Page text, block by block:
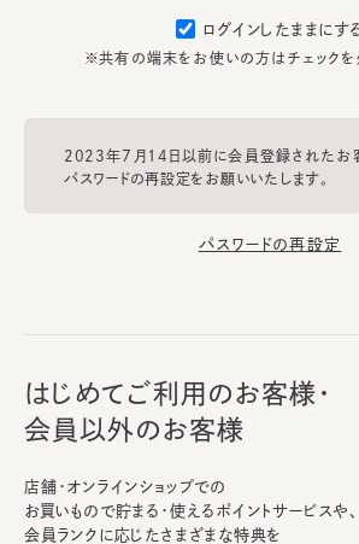
ログインしたままにす
※共有の端末をお使いの方はチェックを
2023年7月14日以前に会員登録されたお
パスワードの再設定をお願いいたします。
パスワードの再設定
はじめてご利用のお客様・
会員以外のお客様
店舗・オンラインショップでの
お買いもので貯まる・使えるポイントサービスや、
会員ランクに応じたさまざまな特典を